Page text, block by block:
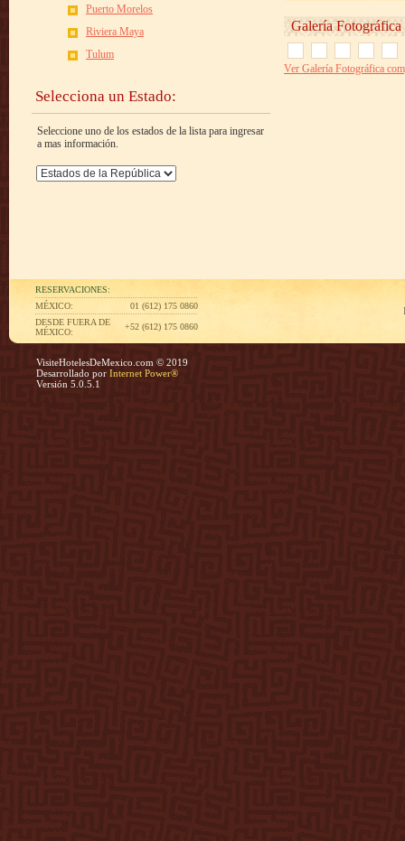
Puerto Morelos
Riviera Maya
Tulum
Selecciona un Estado:
Seleccione uno de los estados de la lista para ingresar
a mas información.
Galería Fotográfica
Ver Galería Fotográfica
RESERVACIONES:
MÉXICO:
01 (612) 175 0860
DESDE FUERA DE
MÉXICO:
+52 (612) 175 0860
VisiteHotelesDeMexico.com © 2019
Desarrollado por Internet Power®
Versión 5.0.5.1